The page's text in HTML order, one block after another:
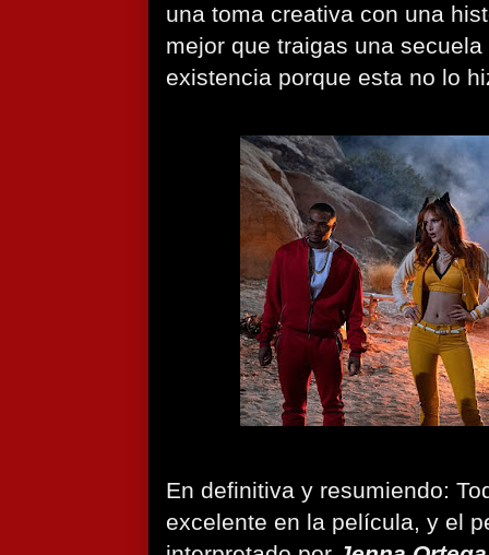
una toma creativa con una
mejor que traigas una
existencia porque esta no lo
En definitiva y resumiendo:
excelente en la película, y el